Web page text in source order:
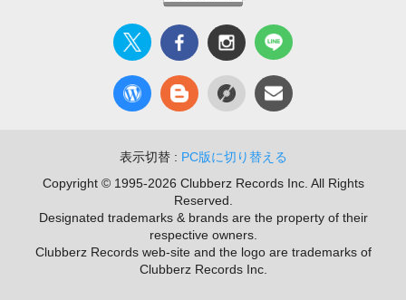
表示切替 : PC版に切り替える
Copyright © 1995-2026 Clubberz Records Inc. All Rights
Reserved.
Designated trademarks & brands are the property of their
respective owners.
Clubberz Records web-site and the logo are trademarks of
Clubberz Records Inc.